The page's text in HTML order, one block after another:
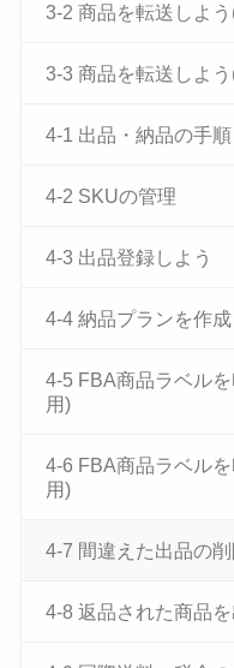
3-2 商品を転送しよ
3-3 商品を転送しよ
4-1 出品・納品の手順
4-2 SKUの管理
4-3 出品登録しよう
4-4 納品プランを作成
4-5 FBA商品ラベル
用)
4-6 FBA商品ラベル
用)
4-7 間違えた出品の
4-8 返品された商品